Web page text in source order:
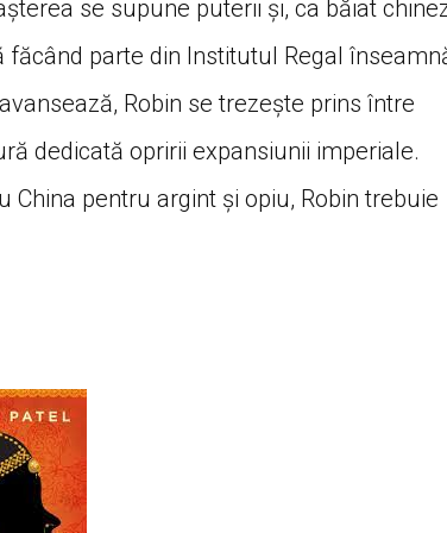
se supune puterii și, ca băiat
parte din Institutul Regal
Robin se trezește prins între
dedicată opririi expansiunii imperiale.
pentru argint și opiu, Robin trebuie